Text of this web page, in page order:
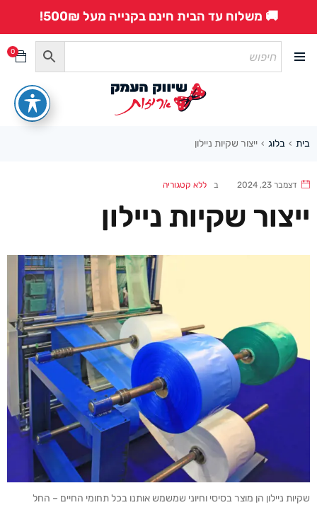
🚚 משלוח עד הבית חינם בקנייה מעל 500₪!
0
בית › בלוג › ייצור שקיות ניילון
דצמבר 23, 2024 ב ללא קטגוריה
ייצור שקיות ניילון
שקיות ניילון הן מוצר בסיסי וחיוני שמשמש אותנו בכל תחומי החיים – החל